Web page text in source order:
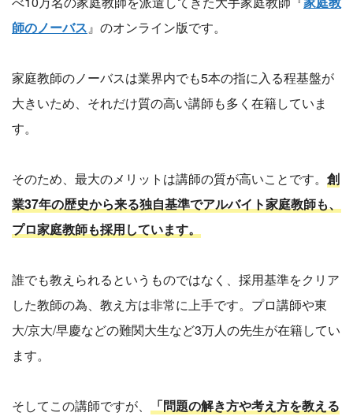
師のノーバス』のオンライン版です。
家庭教師のノーバスは業界内でも5本の指に入る程基盤が
大きいため、それだけ質の高い講師も多く在籍していま
す。
そのため、最大のメリットは講師の質が高いことです。 創
業37年の歴史から来る独自基準でアルバイト家庭教師も、
プロ家庭教師も採用しています。
誰でも教えられるというものではなく、採用基準をクリア
した教師の為、教え方は非常に上手です。プロ講師や東
大/京大/早慶などの難関大生など3万人の先生が在籍してい
ます。
そしてこの講師ですが、
「問題の解き方や考え方を教える